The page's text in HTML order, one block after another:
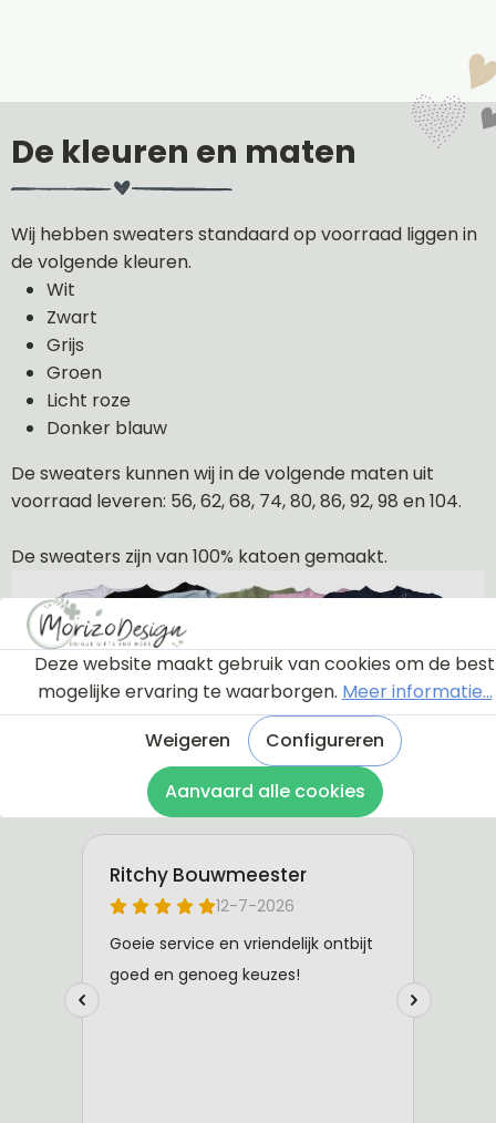
De kleuren en maten
Wij hebben sweaters standaard op voorraad liggen in
de volgende kleuren.
Wit
Zwart
Grijs
Groen
Licht roze
Donker blauw
De sweaters kunnen wij in de volgende maten uit
voorraad leveren: 56, 62, 68, 74, 80, 86, 92, 98 en 104.
De sweaters zijn van 100% katoen gemaakt.
Deze website maakt gebruik van cookies om de best
mogelijke ervaring te waarborgen. Meer informatie...
Weigeren
Configureren
Aanvaard alle cookies